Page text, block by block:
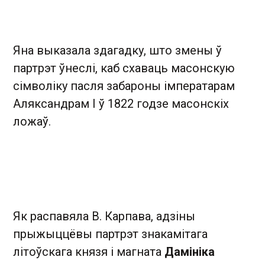
Яна выказала здагадку, што змены ў
партрэт ўнеслі, каб схаваць масонскую
сімволіку пасля забароны імператарам
Аляксандрам I ў 1822 годзе масонскіх
ложаў.
Як распавяла В. Карпава, адзіны
прыжыццёвы партрэт знакамітага
літоўскага князя і магната Дамініка